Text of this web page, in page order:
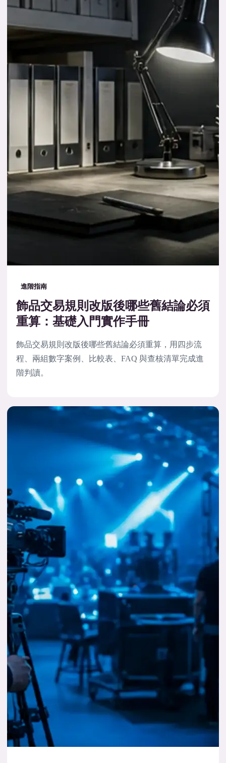
進階指南
飾品交易規則改版後哪些舊結論必須
重算：基礎入門實作手冊
飾品交易規則改版後哪些舊結論必須重算，用四步流
程、兩組數字案例、比較表、FAQ 與查核清單完成進
階判讀。